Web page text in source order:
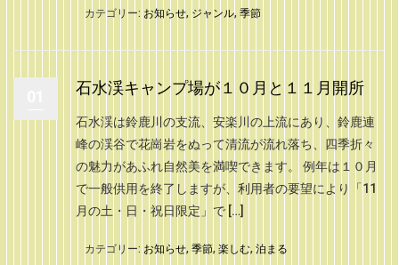
カテゴリー: お知らせ, ジャンル, 季節
石水渓キャンプ場が１０月と１１月開所
石水渓は鈴鹿川の支流、安楽川の上流にあり、鈴鹿連
峰の渓谷で花崗岩をぬって清流が流れ落ち、四季折々
の魅力があふれ自然美を満喫できます。 例年は１０月
で一般供用を終了しますが、利用者の要望により「11
月の土・日・祝日限定」で […]
カテゴリー: お知らせ, 季節, 楽しむ, 泊まる